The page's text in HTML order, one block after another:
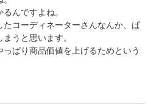
んですよね。
コーディネーターさんなんか、ぱ
うと思います。
ぱり商品価値を上げるためという